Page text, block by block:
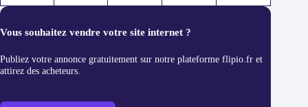
Vous souhaitez vendre votre site internet ?
Publiez votre annonce gratuitement sur notre plateforme flipio.fr et
attirez des acheteurs.